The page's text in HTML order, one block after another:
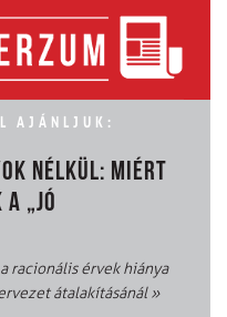
AJÁNLJUK:
NÉLKÜL: MIÉRT
A „JÓ
racionális érvek hiánya
átalakításánál»